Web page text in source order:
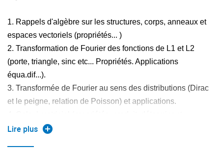
1. Rappels d'algèbre sur les structures, corps, anneaux et
espaces vectoriels (propriétés... )
2. Transformation de Fourier des fonctions de L1 et L2
(porte, triangle, sinc etc... Propriétés. Applications
équa.dif...).
3. Transformée de Fourier au sens des distributions (Dirac
et le peigne, relation de Poisson) et applications.
inversion, valeurs propres et vecteurs propres,
Lire plus